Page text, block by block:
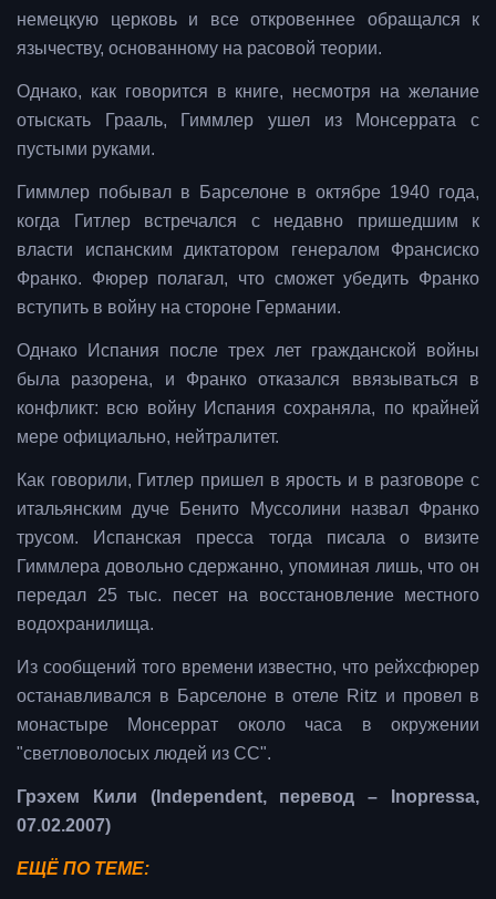
немецкую церковь и все откровеннее обращался к
язычеству, основанному на расовой теории.
Однако, как говорится в книге, несмотря на желание
отыскать Грааль, Гиммлер ушел из Монсеррата с
пустыми руками.
Гиммлер побывал в Барселоне в октябре 1940 года,
когда Гитлер встречался с недавно пришедшим к
власти испанским диктатором генералом Франсиско
Франко. Фюрер полагал, что сможет убедить Франко
вступить в войну на стороне Германии.
Однако Испания после трех лет гражданской войны
была разорена, и Франко отказался ввязываться в
конфликт: всю войну Испания сохраняла, по крайней
мере официально, нейтралитет.
Как говорили, Гитлер пришел в ярость и в разговоре с
итальянским дуче Бенито Муссолини назвал Франко
трусом. Испанская пресса тогда писала о визите
Гиммлера довольно сдержанно, упоминая лишь, что он
передал 25 тыс. песет на восстановление местного
водохранилища.
Из сообщений того времени известно, что рейхсфюрер
останавливался в Барселоне в отеле Ritz и провел в
монастыре Монсеррат около часа в окружении
"светловолосых людей из СС".
Грэхем Кили (Independent, перевод – Inopressa,
07.02.2007)
ЕЩЁ ПО ТЕМЕ: